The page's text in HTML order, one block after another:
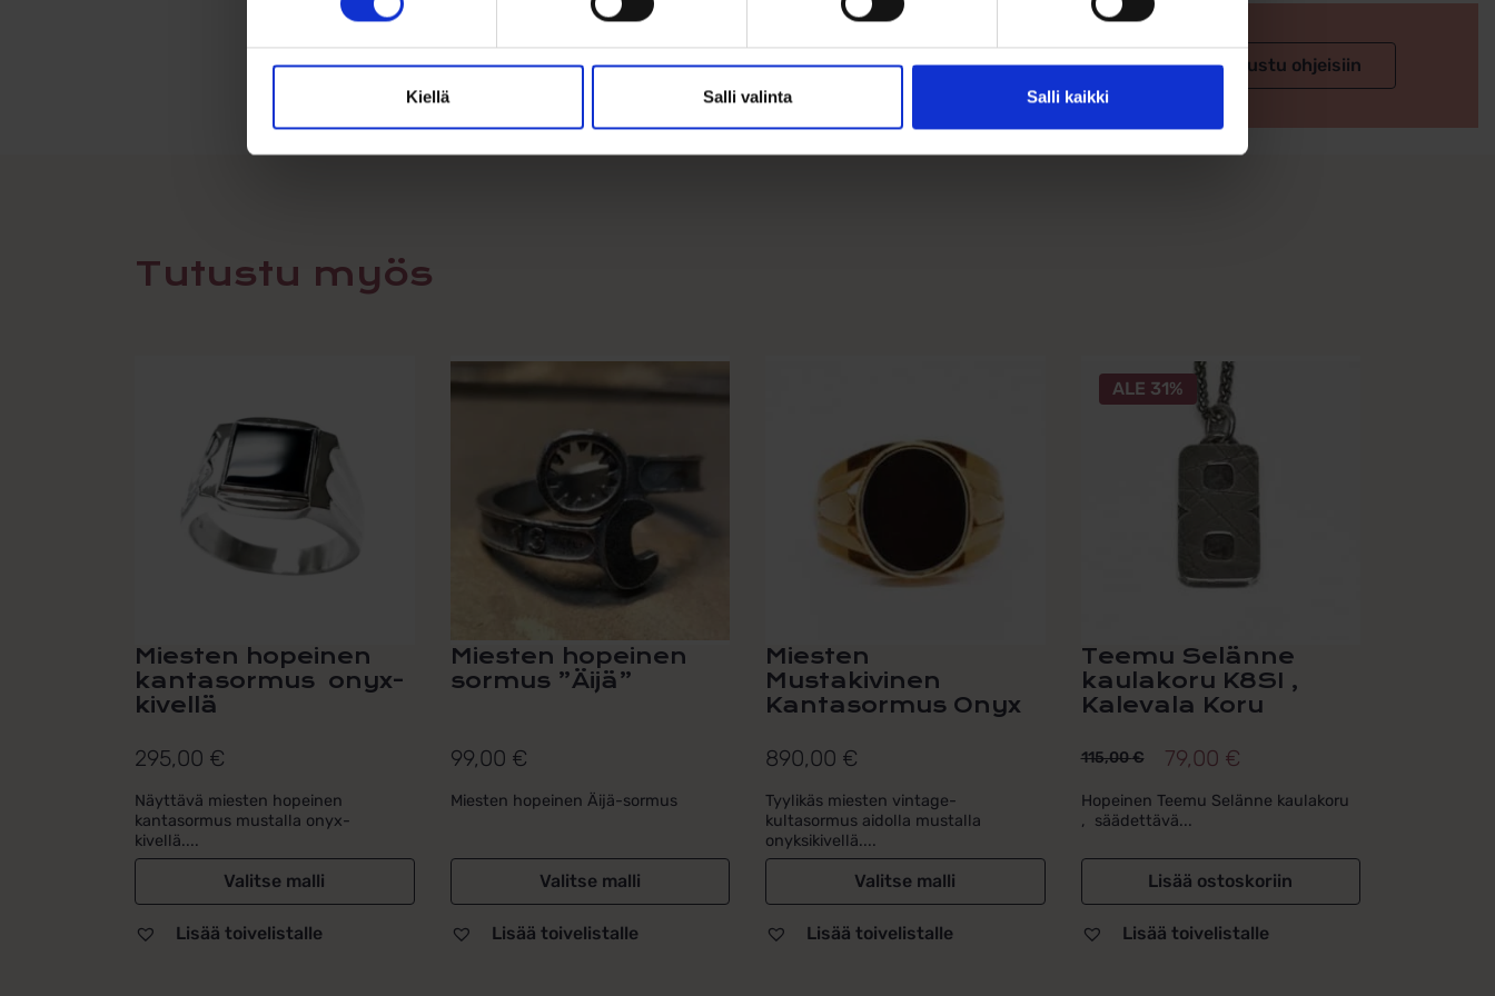
Kiellä Salli valinta Salli kaikki
Ohjeita sormuksen tai korun koon valintaan Tutustu ohjeisiin
Tutustu myös
Miesten hopeinen
kantasormus onyx-
kivellä
295,00 €
Näyttävä miesten hopeinen
kantasormus mustalla onyx-
kivellä....
Valitse malli
muunnelma.
Lisää toivelistalle
Miesten hopeinen
sormus ”Äijä”
99,00 €
Miesten hopeinen Äijä-sormus
Valitse malli
Tällä
muunnelma.
valinnat
tuotteen
Lisää toivelistalle
Miesten
Mustakivinen
Kantasormus Onyx
890,00 €
Tyylikäs miesten vintage-
kultasormus aidolla mustalla
onyksikivellä....
Valitse malli
muunnelma.
Lisää toivelistalle
ALE 31%
Teemu Selänne
kaulakoru K8SI ,
Kalevala Koru
115,00€
Alkuperäinen
hinta
oli:
115,00 €.
79,00 €
Nykyinen
hinta
on:
79,00 €.
Hopeinen Teemu Selänne kaulakoru
, säädettävä...
Lisää ostoskoriin
Lisää toivelistalle